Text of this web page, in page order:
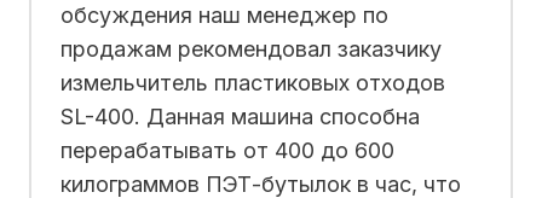
обсуждения наш менеджер по
продажам рекомендовал заказчику
измельчитель пластиковых отходов
SL-400. Данная машина способна
перерабатывать от 400 до 600
килограммов ПЭТ-бутылок в час, что